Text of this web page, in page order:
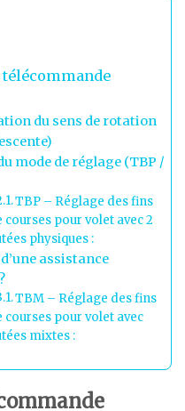
du sens de rotation
mode de réglage (TBP /
TBP – Réglage des fins
courses pour volet avec 2
physiques :
assistance
TBM – Réglage des fins
courses pour volet avec
mixtes :